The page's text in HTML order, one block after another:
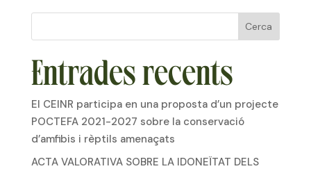
Cerca
Entrades recents
El CEINR participa en una proposta d’un projecte
POCTEFA 2021-2027 sobre la conservació
d’amfibis i rèptils amenaçats
ACTA VALORATIVA SOBRE LA IDONEÏTAT DELS